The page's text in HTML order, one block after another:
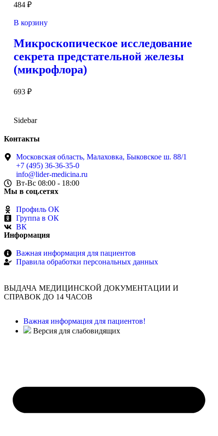
484 ₽
В корзину
Микроскопическое исследование
секрета предстательной железы
(микрофлора)
693 ₽
Sidebar
Контакты
Московская область, Малаховка, Быковское ш. 88/1
+7 (495) 36-36-35-0
info@lider-medicina.ru
Вт-Вс 08:00 - 18:00
Мы в соц.сетях
Профиль ОК
Группа в ОК
ВК
Информация
Важная информация для пациентов
Правила обработки персональных данных
ВЫДАЧА МЕДИЦИНСКОЙ ДОКУМЕНТАЦИИ И
СПРАВОК ДО 14 ЧАСОВ
Важная информация для пациентов!
Версия для слабовидящих